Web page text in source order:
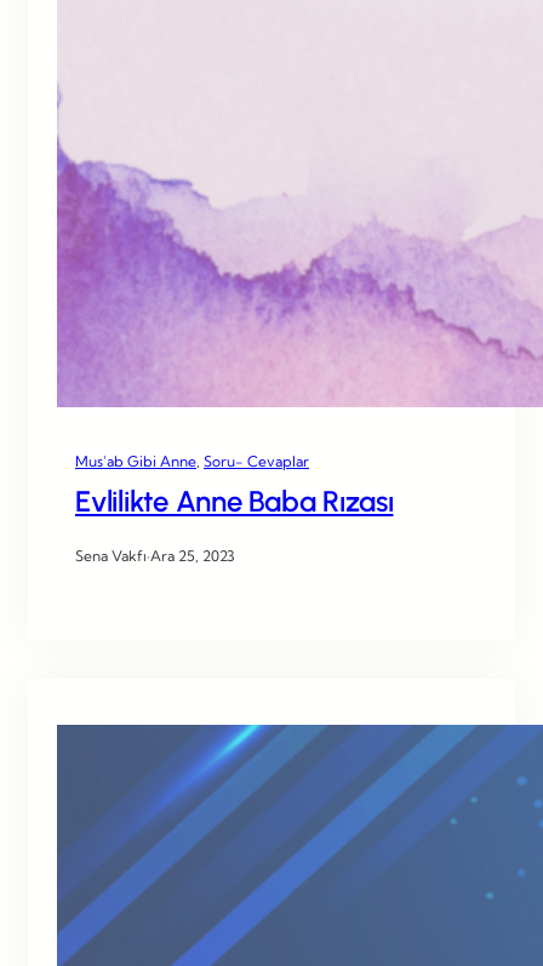
Mus’ab Gibi Anne Soru- Cevaplar
Evlilikte Anne Baba Rızası
Sena Vakfı·Ara 25, 2023